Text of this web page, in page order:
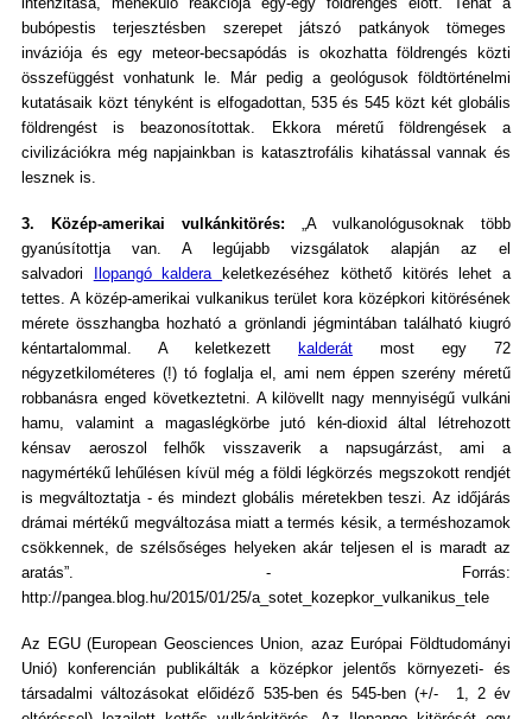
bubópestis terjesztésben szerepet játszó patkányok tömeges
inváziója és egy meteor-becsapódás is okozhatta földrengés közti
összefüggést vonhatunk le. Már pedig a geológusok földtörténelmi
kutatásaik közt tényként is elfogadottan, 535 és 545 közt két globális
földrengést is beazonosítottak. Ekkora méretű földrengések a
civilizációkra még napjainkban is katasztrofális kihatással vannak és
lesznek is.
3. Közép-amerikai vulkánkitörés: „A vulkanológusoknak több
gyanúsítottja van. A legújabb vizsgálatok alapján az el
salvadori
Ilopangó kaldera
keletkezéséhez köthető kitörés lehet a
tettes. A közép-amerikai vulkanikus terület kora középkori kitörésének
mérete összhangba hozható a grönlandi jégmintában található kiugró
kéntartalommal. A keletkezett
kalderát most egy 72
négyzetkilométeres (!) tó foglalja el, ami nem éppen szerény méretű
robbanásra enged következtetni. A kilövellt nagy mennyiségű vulkáni
hamu, valamint a magaslégkörbe jutó kén-dioxid által létrehozott
kénsav aeroszol felhők visszaverik a napsugárzást, ami a
nagymértékű lehűlésen kívül még a földi légkörzés megszokott rendjét
is megváltoztatja - és mindezt globális méretekben teszi. Az időjárás
drámai mértékű megváltozása miatt a termés késik, a terméshozamok
csökkennek, de szélsőséges helyeken akár teljesen el is maradt az
aratás”. - Forrás:
http://pangea.blog.hu/2015/01/25/a_sotet_kozepkor_vulkanikus_tele
Az EGU (European Geosciences Union, azaz Európai Földtudományi
Unió) konferencián publikálták a középkor jelentős környezeti- és
társadalmi változásokat előidéző 535-ben és 545-ben (+/- 1, 2 év